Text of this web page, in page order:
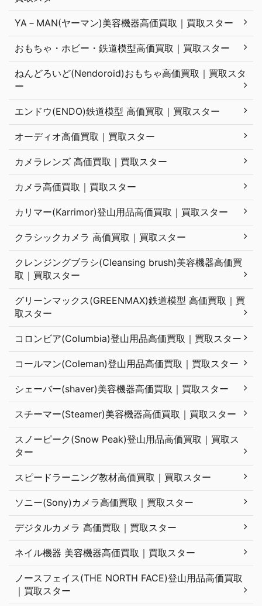
YA－MAN(ヤーマン)美容機器高価買取｜買取スター
おもちゃ・ホビー・鉄道模型高価買取｜買取スター
ねんどろいど(Nendoroid)おもちゃ高価買取｜買取スタ
ー
エンドウ(ENDO)鉄道模型 高価買取｜買取スター
オーディオ高価買取｜買取スター
カメラレンズ 高価買取｜買取スター
カメラ高価買取｜買取スター
カリマー(Karrimor)登山用品高価買取｜買取スター
クラシックカメラ 高価買取｜買取スター
クレンジングブラシ(Cleansing brush)美容機器高価買
取｜買取スター
グリーンマックス(GREENMAX)鉄道模型 高価買取｜買
取スター
コロンビア(Columbia)登山用品高価買取｜買取スター
コールマン(Coleman)登山用品高価買取｜買取スター
シェーバー(shaver)美容機器高価買取｜買取スター
スチーマー(Steamer)美容機器高価買取｜買取スター
スノーピーク(Snow Peak)登山用品高価買取｜買取ス
ター
スピードラーニング教材高価買取｜買取スター
ソニー(Sony)カメラ高価買取｜買取スター
デジタルカメラ 高価買取｜買取スター
ネイル機器 美容機器高価買取｜買取スター
ノースフェイス(THE NORTH FACE)登山用品高価買取
｜買取スター